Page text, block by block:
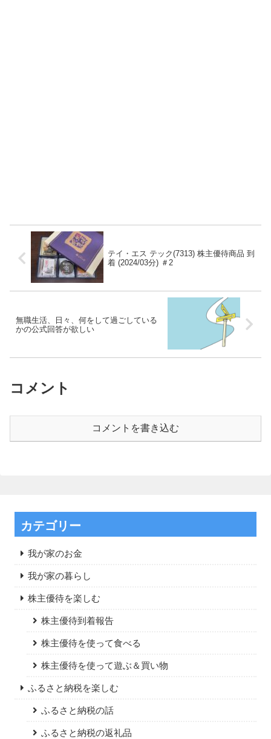
テイ・エス テック(7313) 株主優待商品 到
着 (2024/03分) ＃2
無職生活、日々、何をして過ごしている
かの公式回答が欲しい
コメント
コメントを書き込む
カテゴリー
我が家のお金
我が家の暮らし
株主優待を楽しむ
株主優待到着報告
株主優待を使って食べる
株主優待を使って遊ぶ＆買い物
ふるさと納税を楽しむ
ふるさと納税の話
ふるさと納税の返礼品